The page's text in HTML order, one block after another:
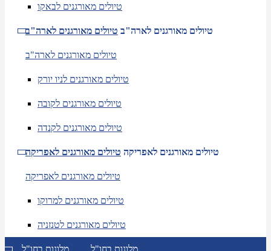
טיולים מאורגנים לבאקו
טיולים מאורגנים לארה"ב טיולים מאורגנים לארה"ב
טיולים מאורגנים לארה"ב
טיולים מאורגנים לניו יורק
טיולים מאורגנים לקובה
טיולים מאורגנים לקנדה
טיולים מאורגנים לאפריקה טיולים מאורגנים לאפריקה
טיולים מאורגנים לאפריקה
טיולים מאורגנים למרוקו
טיולים מאורגנים לטנזניה
מלונות בחו"ל מלונות בחו"ל